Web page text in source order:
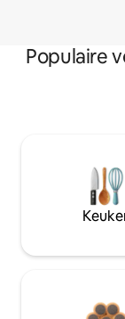
Populaire